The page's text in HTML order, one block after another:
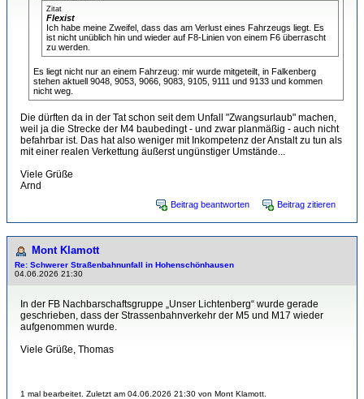
Zitat
Flexist
Ich habe meine Zweifel, dass das am Verlust eines Fahrzeugs liegt. Es
ist nicht unüblich hin und wieder auf F8-Linien von einem F6 überrascht
zu werden.
Es liegt nicht nur an einem Fahrzeug: mir wurde mitgeteilt, in Falkenberg
stehen aktuell 9048, 9053, 9066, 9083, 9105, 9111 und 9133 und kommen
nicht weg.
Die dürften da in der Tat schon seit dem Unfall "Zwangsurlaub" machen,
weil ja die Strecke der M4 baubedingt - und zwar planmäßig - auch nicht
befahrbar ist. Das hat also weniger mit Inkompetenz der Anstalt zu tun als
mit einer realen Verkettung äußerst ungünstiger Umstände...
Viele Grüße
Arnd
Beitrag beantworten Beitrag zitieren
Mont Klamott
Re: Schwerer Straßenbahnunfall in Hohenschönhausen
04.06.2026 21:30
In der FB Nachbarschaftsgruppe „Unser Lichtenberg“ wurde gerade
geschrieben, dass der Strassenbahnverkehr der M5 und M17 wieder
aufgenommen wurde.
Viele Grüße, Thomas
1 mal bearbeitet. Zuletzt am 04.06.2026 21:30 von Mont Klamott.